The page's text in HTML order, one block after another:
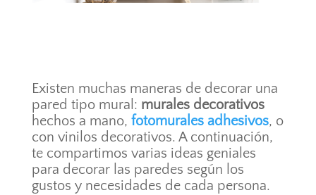
Existen muchas maneras de decorar una
pared tipo mural: murales decorativos
hechos a mano, fotomurales adhesivos, o
con vinilos decorativos. A continuación,
te compartimos varias ideas geniales
para decorar las paredes según los
gustos y necesidades de cada persona.